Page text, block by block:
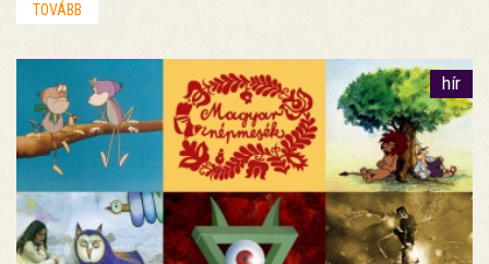
TOVÁBB
hír